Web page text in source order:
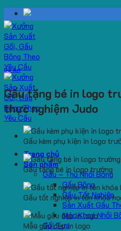
Skip
to
content
Trang chủ
Sản phẩm
Gấu – Thú Nhồi Bông
Gấu Bông
Gấu Tốt Nghiệp
Sản Xuất Gấu
Móc Khoá Nhồi
Gối Tựa
Dự Án
Gấu tặng bé in logo
thực nghiệm Judo
Gấu kèm phụ kiện in logo
Gấu tặng bé in logo trường
Gấu tốt nghiệp in tên khóa
Mẫu gấu đẹp in logo